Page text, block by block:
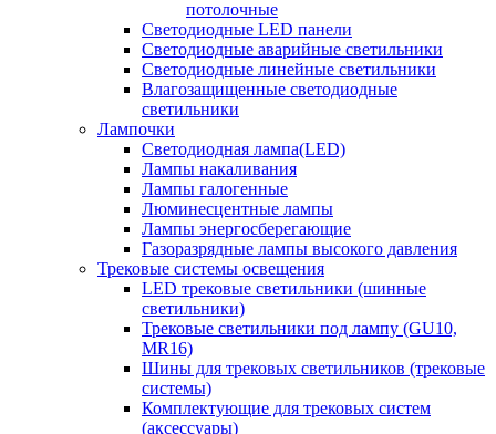
потолочные
Светодиодные LED панели
Светодиодные аварийные светильники
Светодиодные линейные светильники
Влагозащищенные светодиодные
светильники
Лампочки
Светодиодная лампа(LED)
Лампы накаливания
Лампы галогенные
Люминесцентные лампы
Лампы энергосберегающие
Газоразрядные лампы высокого давления
Трековые системы освещения
LED трековые светильники (шинные
светильники)
Трековые светильники под лампу (GU10,
MR16)
Шины для трековых светильников (трековые
системы)
Комплектующие для трековых систем
(аксессуары)